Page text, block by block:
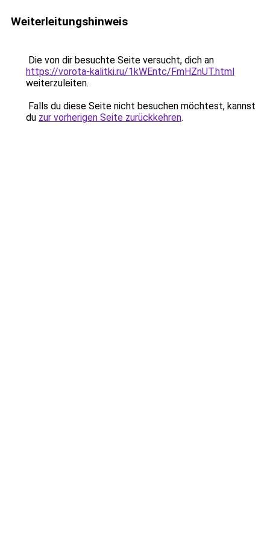
Weiterleitungshinweis
Die von dir besuchte Seite versucht, dich an
https://vorota-kalitki.ru/1kWEntc/FmHZnUT.html
weiterzuleiten.
Falls du diese Seite nicht besuchen möchtest, kannst
du zur vorherigen Seite zurückkehren.